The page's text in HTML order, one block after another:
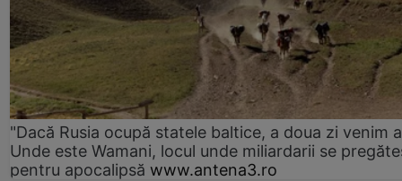
"Dacă Rusia ocupă statele baltice, a doua zi venim
Unde este Wamani, locul unde miliardarii se
pentru apocalipsă www.antena3.ro